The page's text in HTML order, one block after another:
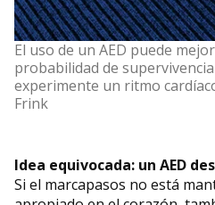
El uso de un AED puede
probabilidad de
experimente un ritmo
Frink
Idea equivocada: un AED
Si el marcapasos no está